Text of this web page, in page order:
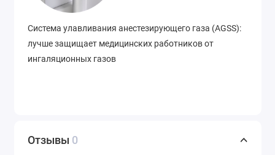
Система улавливания анестезирующего газа (AGSS):
лучше защищает медицинских работников от
ингаляционных газов
Отзывы 0